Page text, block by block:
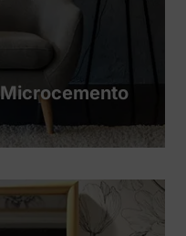
Microcemento